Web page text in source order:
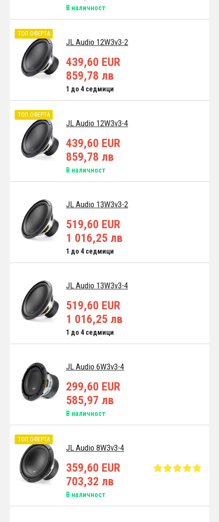
В наличност
JL Audio 12W3v3-2
ТОП ОФЕРТА
439,60 EUR
859,78 лв
1 до 4 седмици
JL Audio 12W3v3-4
ТОП ОФЕРТА
439,60 EUR
859,78 лв
В наличност
JL Audio 13W3v3-2
519,60 EUR
1 016,25 лв
1 до 4 седмици
JL Audio 13W3v3-4
519,60 EUR
1 016,25 лв
1 до 4 седмици
JL Audio 6W3v3-4
299,60 EUR
585,97 лв
В наличност
JL Audio 8W3v3-4
ТОП ОФЕРТА
359,60 EUR
703,32 лв
В наличност